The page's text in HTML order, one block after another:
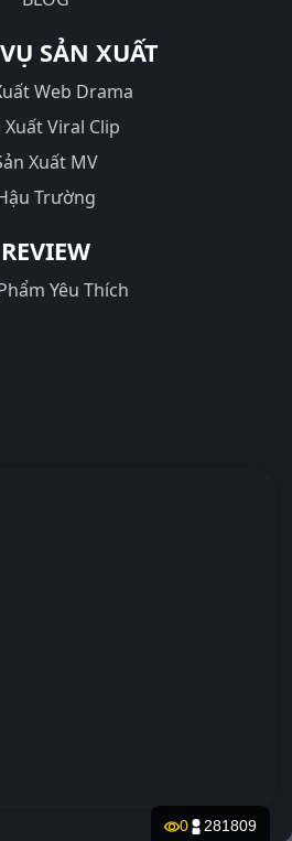
0 281809
SẢN XUẤT
Web Drama
Xuất Viral Clip
Xuất MV
Trường
REVIEW
Yêu Thích